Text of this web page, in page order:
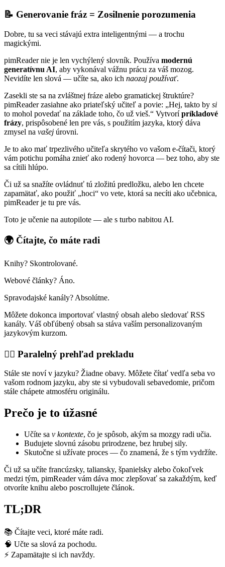
📝 Generovanie fráz = Zosilnenie porozumenia
Dobre, tu sa veci stávajú extra inteligentnými — a trochu
magickými.
pimReader nie je len vychýlený slovník. Používa modernú
generatívnu AI, aby vykonával vážnu prácu za váš mozog.
Nevidíte len slová — učíte sa, ako ich naozaj používať.
Zasekli ste sa na zvláštnej fráze alebo gramatickej štruktúre?
pimReader zasiahne ako priateľský učiteľ a povie: „Hej, takto by si
to mohol povedať na základe toho, čo už vieš.“ Vytvorípríkladové
frázy, prispôsobené len pre vás, s použitím jazyka, ktorý dáva
zmysel na vašej úrovni.
Je to ako mať trpezlivého učiteľa skrytého vo vašom e-čítači, ktorý
vám potichu pomáha znieť ako rodený hovorca — bez toho, aby ste
sa cítili hlúpo.
Či už sa snažíte ovládnuť tú zložitú predložku, alebo len chcete
zapamätať, ako použiť „hoci“ vo vete, ktorá sa necíti ako učebnica,
pimReader je tu pre vás.
Toto je učenie na autopilote — ale s turbo nabitou AI.
🌍 Čítajte, čo máte radi
Knihy? Skontrolované.
Webové články? Áno.
Spravodajské kanály? Absolútne.
Môžete dokonca importovať vlastný obsah alebo sledovať RSS
kanály. Váš obľúbený obsah sa stáva vaším personalizovaným
jazykovým kurzom.
👯‍♀️ Paralelný prehľad prekladu
Stále ste noví v jazyku? Žiadne obavy. Môžete čítať vedľa seba vo
vašom rodnom jazyku, aby ste si vybudovali sebavedomie, pričom
stále chápete atmosféru originálu.
Prečo je to úžasné
Učíte sa v kontexte, čo je spôsob, akým sa mozgy radi učia.
Budujete slovnú zásobu prirodzene, bez hrubej sily.
Skutočne si užívate proces — čo znamená, že s tým vydržíte.
Či už sa učíte francúzsky, taliansky, španielsky alebo čokoľvek
medzi tým, pimReader vám dáva moc zlepšovať sa zakaždým, keď
otvoríte knihu alebo poscrollujete článok.
TL;DR
📚 Čítajte veci, ktoré máte radi.
🧠 Učte sa slová za pochodu.
⚡ Zapamätajte si ich navždy.